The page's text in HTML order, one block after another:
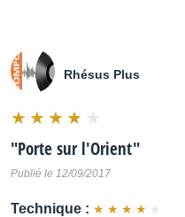
Rhésus Plus
"Porte sur l'Orient"
Publié le 12/09/2017
Technique :